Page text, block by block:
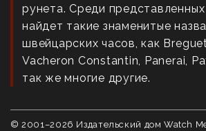
рунета. Среди
найдет такие знаменитые
швейцарских часов, как
Vacheron Constantin, Panerai,
так же многие другие.
© 2001–2026 Издательский дом Watch